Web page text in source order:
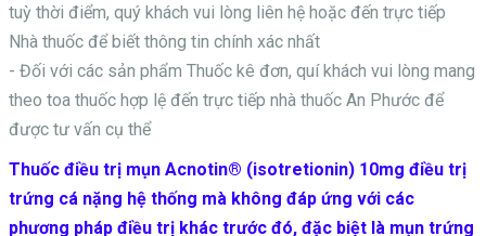
tuỳ thời điểm, quý khách vui lòng liên hệ hoặc đến trực tiếp
Nhà thuốc để biết thông tin chính xác nhất
- Đối với các sản phẩm Thuốc kê đơn, quí khách vui lòng mang
theo toa thuốc hợp lệ đến trực tiếp nhà thuốc An Phước để
được tư vấn cụ thể
Thuốc điều trị mụn Acnotin® (isotretionin) 10mg điều trị
trứng cá nặng hệ thống mà không đáp ứng với các
phương pháp điều trị khác trước đó, đặc biệt là mụn trứng